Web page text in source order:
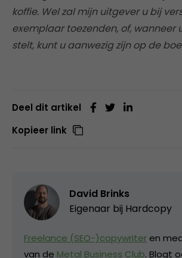
koffie. Wel zal mijn uitgever u bij
exemplaar toezenden, of, wanneer
stelt, kunt u aanwezig zijn op de
Deel dit artikel
Kopieer link
David Brinks
Eigenaar bij Hardcopy
Freelance (SEO-)copywriter en
van de Metal Business Club. Blogt